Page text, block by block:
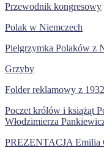
Przewodnik kongresowy
Polak w Niemczech
Pielgrzymka Polaków z
Grzyby
Folder reklamowy z
Poczet królów i książąt
Włodzimierza
PREZENTACJA Emilia